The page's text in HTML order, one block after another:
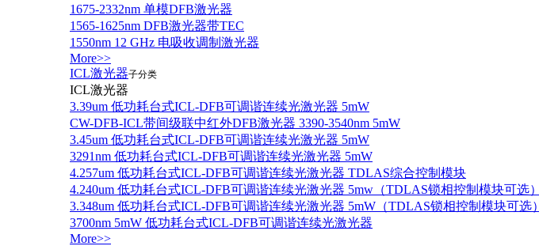
1675-2332nm 单模DFB激光器
1565-1625nm DFB激光器带TEC
1550nm 12 GHz 电吸收调制激光器
More>>
ICL激光器子分类
ICL激光器
3.39um 低功耗台式ICL-DFB可调谐连续光激光器 5mW
CW-DFB-ICL带间级联中红外DFB激光器 3390-3540nm 5mW
3.45um 低功耗台式ICL-DFB可调谐连续光激光器 5mW
3291nm 低功耗台式ICL-DFB可调谐连续光激光器 5mW
4.257um 低功耗台式ICL-DFB可调谐连续光激光器 TDLAS综合控制模块
4.240um 低功耗台式ICL-DFB可调谐连续光激光器 5mw（TDLAS锁相控制模块可选）
3.348um 低功耗台式ICL-DFB可调谐连续光激光器 5mW（TDLAS锁相控制模块可选）
3700nm 5mW 低功耗台式ICL-DFB可调谐连续光激光器
More>>